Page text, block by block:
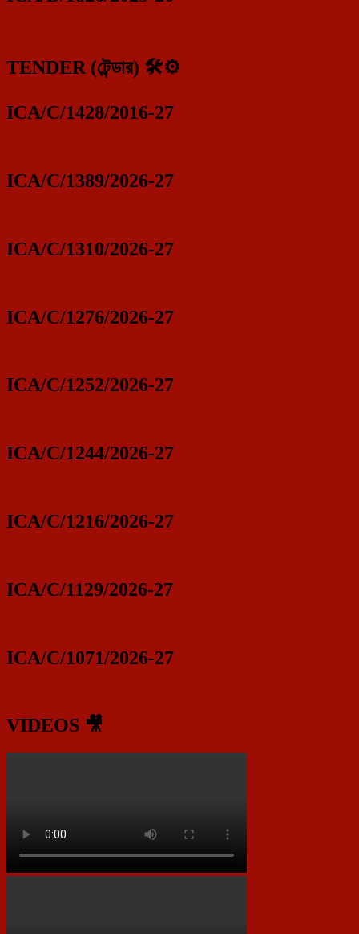
TENDER (টেন্ডার) 🛠️⚙️
ICA/C/1428/2016-27
ICA/C/1389/2026-27
ICA/C/1310/2026-27
ICA/C/1276/2026-27
ICA/C/1252/2026-27
ICA/C/1244/2026-27
ICA/C/1216/2026-27
ICA/C/1129/2026-27
ICA/C/1071/2026-27
VIDEOS 🎥